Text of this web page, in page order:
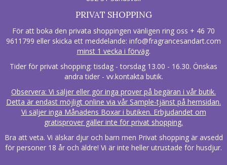
PRIVAT SHOPPING
För att boka den privata shoppingen vänligen ring oss + 46 70
9611799 eller skicka ett meddelande: info@fragrancesandart.com
minst 1 vecka i förväg.
Tider för privat shopping: tisdag - torsdag 13.00 - 16.30. Önskas
andra tider - vv.kontakta butik.
Observera: Vi säljer eller gör inga prover på begäran i vår butik.
Detta är endast möjligt online via vår Sample-tjänst på hemsidan.
Vi säljer inga Månadens Boxar i butiken. Erbjudandet om
gratisprover gäller inte för privat shopping.
Bra att veta. Vi älskar djur och barn men Privat shopping är avsedd
för personer 18 år och äldre! Vi är inte heller utrustade för husdjur.